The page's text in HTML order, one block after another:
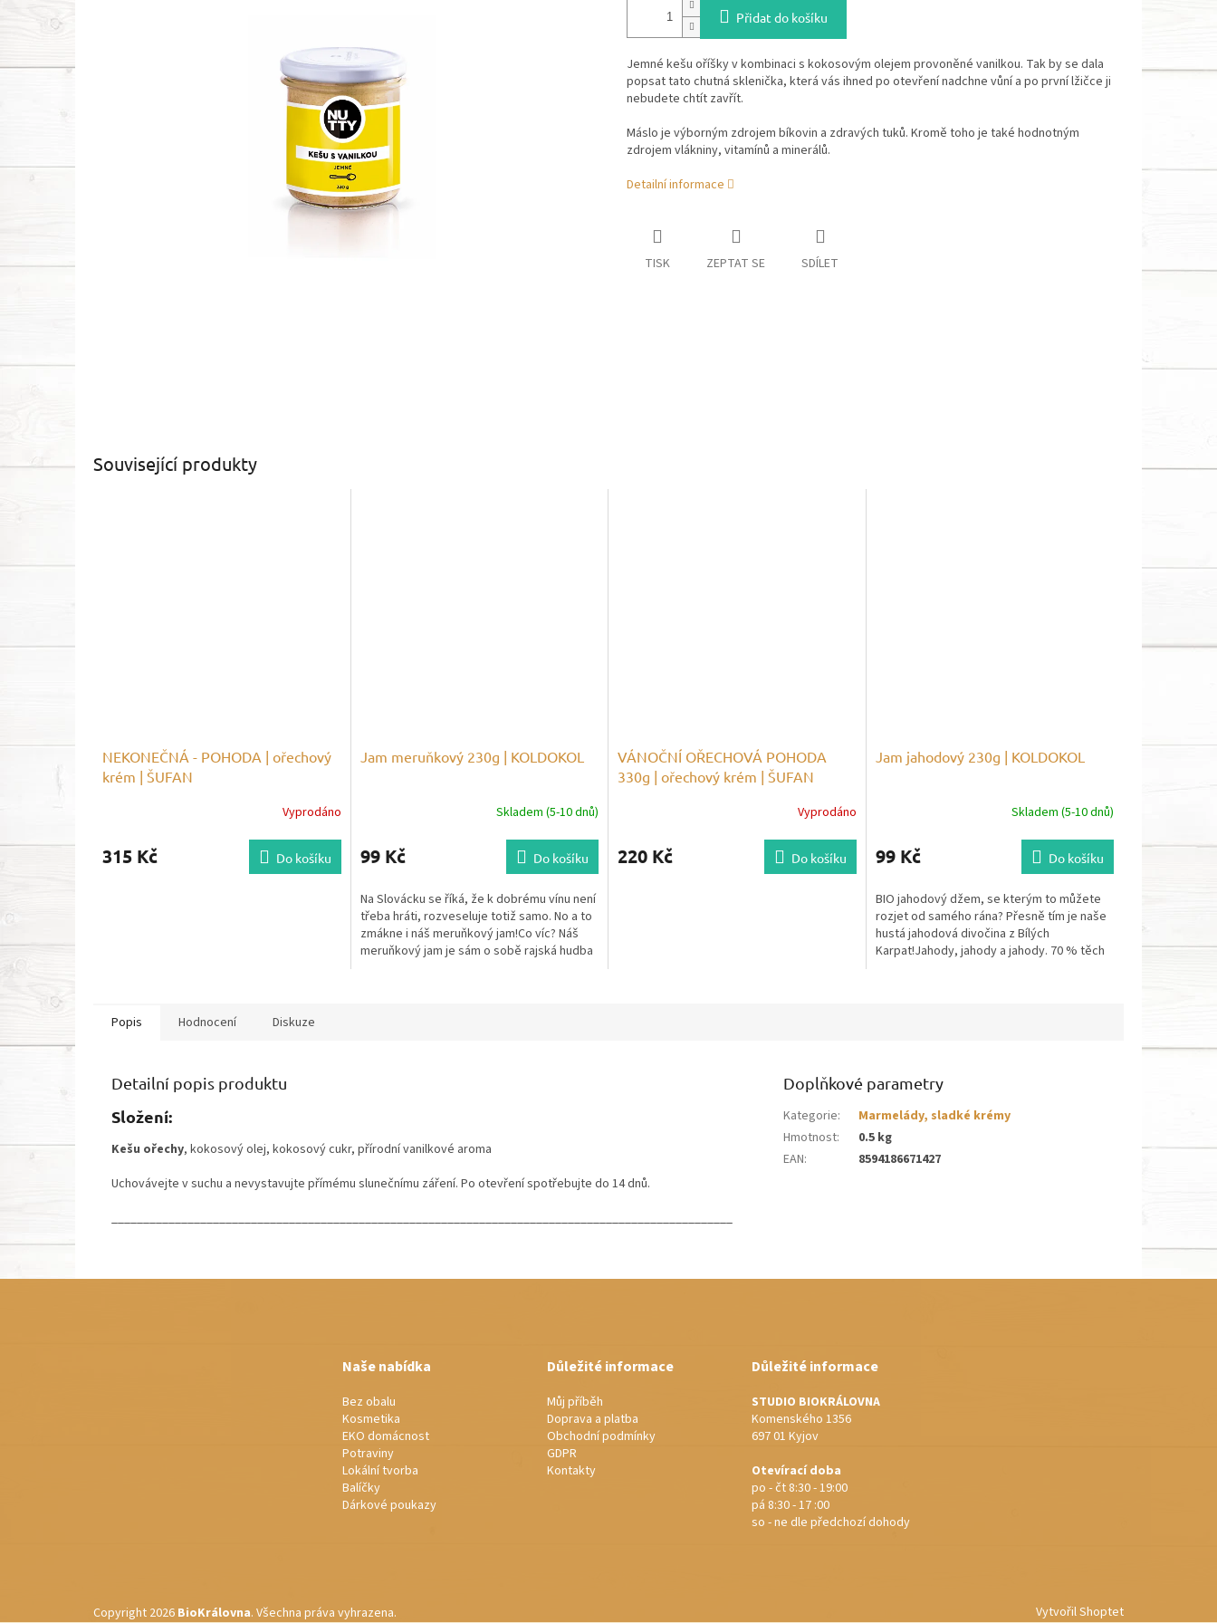
Přidat do košíku
Jemné kešu oříšky v kombinaci s kokosovým olejem provoněné vanilkou. Tak by se dala
popsat tato chutná sklenička, která vás ihned po otevření nadchne vůní a po první lžičce ji
nebudete chtít zavřít.
Máslo je výborným zdrojem bíkovin a zdravých tuků. Kromě toho je také hodnotným
zdrojem vlákniny, vitamínů a minerálů.
Detailní informace
TISK ZEPTAT SE SDÍLET
Související produkty
NEKONEČNÁ - POHODA | ořechový
krém | ŠUFAN
Vyprodáno
315 Kč Do košíku
Jam meruňkový 230g | KOLDOKOL
Skladem (5-10 dnů)
99 Kč Do košíku
Na Slovácku se říká, že k dobrému vínu není
třeba hráti, rozveseluje totiž samo. No a to
zmákne i náš meruňkový jam!Co víc? Náš
meruňkový jam je sám o sobě rajská hudba
VÁNOČNÍ OŘECHOVÁ POHODA
330g | ořechový krém | ŠUFAN
Vyprodáno
220 Kč Do košíku
Jam jahodový 230g | KOLDOKOL
Skladem (5-10 dnů)
99 Kč Do košíku
BIO jahodový džem, se kterým to můžete
rozjet od samého rána? Přesně tím je naše
hustá jahodová divočina z Bílých
Karpat!Jahody, jahody a jahody. 70 % těch
Popis Hodnocení Diskuze
Detailní popis produktu
Složení:
Kešu ořechy, kokosový olej, kokosový cukr, přírodní vanilkové aroma
Uchovávejte v suchu a nevystavujte přímému slunečnímu záření. Po otevření spotřebujte do 14 dnů.
Doplňkové parametry
Kategorie:
Marmelády, sladké krémy
Hmotnost:
0.5 kg
EAN: 8594186671427
Naše nabídka
Bez obalu
Kosmetika
EKO domácnost
Potraviny
Lokální tvorba
Balíčky
Dárkové poukazy
Důležité informace
Můj příběh
Doprava a platba
Obchodní podmínky
GDPR
Kontakty
Důležité informace
STUDIO BIOKRÁLOVNA
Komenského 1356
697 01 Kyjov
Otevírací doba
po - čt 8:30 - 19:00
pá 8:30 - 17 :00
so - ne dle předchozí dohody
Vytvořil Shoptet
Copyright 2026 BioKrálovna. Všechna práva vyhrazena.